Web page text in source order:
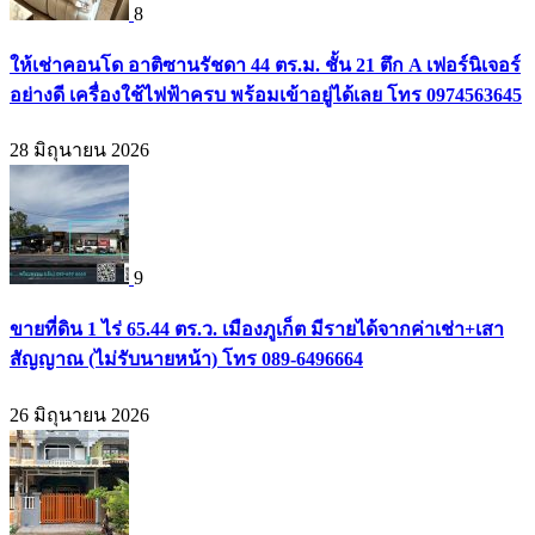
8
ให้เช่าคอนโด อาติซานรัชดา 44 ตร.ม. ชั้น 21 ตึก A เฟอร์นิเจอร์
อย่างดี เครื่องใช้ไฟฟ้าครบ พร้อมเข้าอยู่ได้เลย โทร 0974563645
28 มิถุนายน 2026
9
ขายที่ดิน 1 ไร่ 65.44 ตร.ว. เมืองภูเก็ต มีรายได้จากค่าเช่า+เสา
สัญญาณ (ไม่รับนายหน้า) โทร 089-6496664
26 มิถุนายน 2026